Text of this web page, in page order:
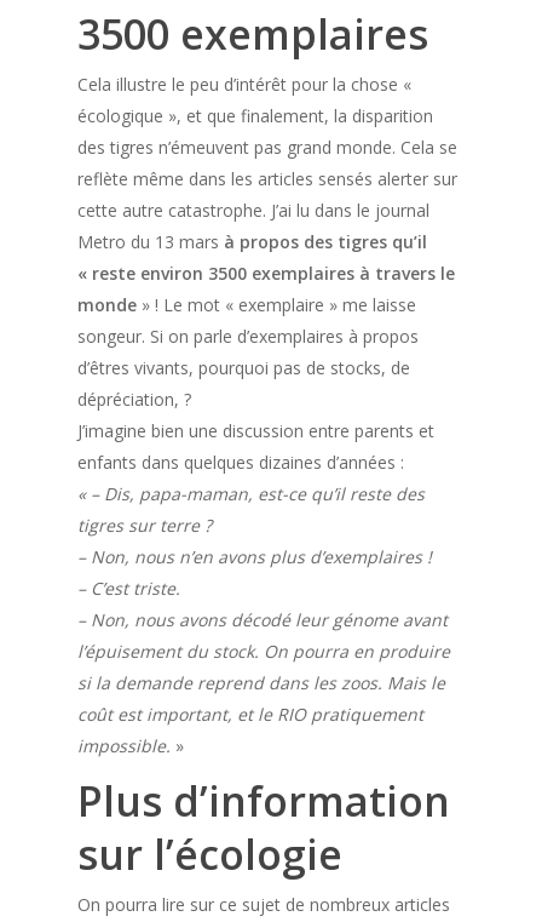
3500 exemplaires
Cela illustre le peu d’intérêt pour la chose «
écologique », et que finalement, la disparition
des tigres n’émeuvent pas grand monde. Cela se
reflète même dans les articles sensés alerter sur
cette autre catastrophe. J’ai lu dans le journal
Metro du 13 mars à propos des tigres qu’il
« reste environ 3500 exemplaires à travers le
monde » ! Le mot « exemplaire » me laisse
songeur. Si on parle d’exemplaires à propos
d’êtres vivants, pourquoi pas de stocks, de
dépréciation, ?
J’imagine bien une discussion entre parents et
enfants dans quelques dizaines d’années :
« – Dis, papa-maman, est-ce qu’il reste des
tigres sur terre ?
– Non, nous n’en avons plus d’exemplaires !
– C’est triste.
– Non, nous avons décodé leur génome avant
l’épuisement du stock. On pourra en produire
si la demande reprend dans les zoos. Mais le
coût est important, et le RIO pratiquement
impossible. »
Plus d’information
sur l’écologie
On pourra lire sur ce sujet de nombreux articles